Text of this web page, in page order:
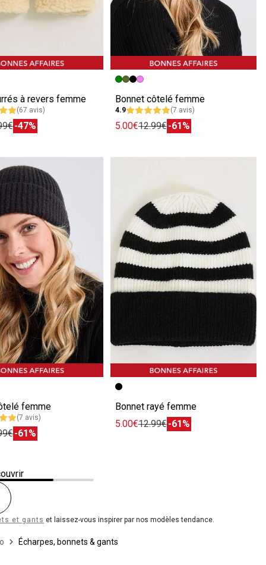
à revers femme
(67 avis)
-47%
Image précédente
Image suivante
Bonnet côtelé femme
4.9 (7 avis)
5.00€12.99€-61%
femme
(7 avis)
-61%
Image précédente
Image suivante
Bonnet rayé femme
5.00€12.99€-61%
et gants et laissez-vous inspirer par nos modèles tendance.
Écharpes, bonnets & gants